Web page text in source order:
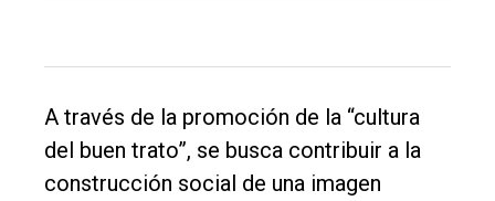
A través de la promoción de la “cultura
del buen trato”, se busca contribuir a la
construcción social de una imagen